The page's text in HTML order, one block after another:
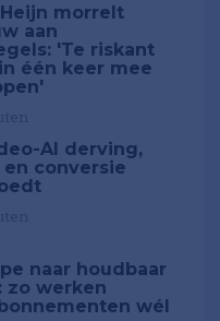
morrelt
aan
'Te riskant
één keer mee
AI derving,
conversie
naar houdbaar
zo werken
wél